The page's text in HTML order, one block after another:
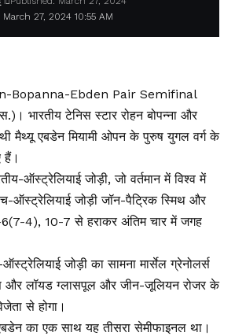
27, 2024 10:55 AM
भारतीय टेनिस स्टार रोहन बोपन्ना और
मैथ्यू एबडेन मियामी ओपन के पुरुष युगल वर्ग के
हैं।
ऑस्ट्रेलियाई जोड़ी, जो वर्तमान में विश्व में
ऑस्ट्रेलियाई जोड़ी जॉन-पैट्रिक स्मिथ और
4), 10-7 से हराकर अंतिम चार में जगह
जोड़ी का सामना मार्सेल ग्रेनोलर्स
और लॉयड ग्लासपूल और जीन-जूलियन रोजर के
से होगा।
का एक साथ यह तीसरा सेमीफाइनल था।